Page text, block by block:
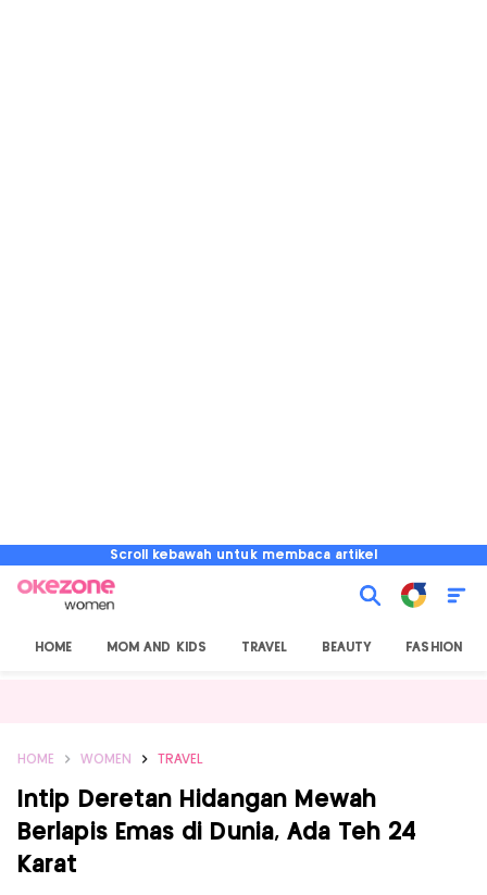
Scroll kebawah untuk membaca artikel
HOME MOM AND KIDS TRAVEL BEAUTY FASHION
HOME WOMEN TRAVEL
Intip Deretan Hidangan Mewah
Berlapis Emas di Dunia, Ada Teh 24
Karat